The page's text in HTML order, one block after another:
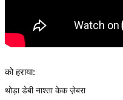
को हराया:
थोड़ा डेबी नाश्ता केक ज़ेबरा